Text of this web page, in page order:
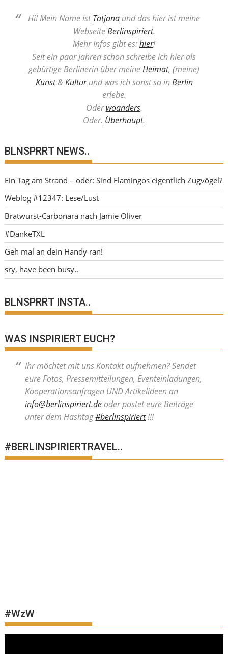
Hi! Mein Name istTatjana und das hier ist meine
WebseiteBerlinspiriert.
Mehr Infos gibt es:hier!
Seit ein paar Jahren schon schreibe ich hier als
gebürtige Berlinerin über meineHeimat, (meine)
Kunst& Kulturund was ich sonst so inBerlin
erlebe.
Oderwoanders.
Oder. Überhaupt.
BLNSPRRT NEWS..
Ein Tag am Strand – oder: Sind Flamingos eigentlich Zugvögel?
Weblog #12347: Lese/Lust
Bratwurst-Carbonara nach Jamie Oliver
#DankeTXL
Geh mal an dein Handy ran!
sry, have been busy..
BLNSPRRT INSTA..
WAS INSPIRIERT EUCH?
Ihr möchtet mit uns Kontakt aufnehmen? Sendet
eure Fotos, Pressemitteilungen, Eventeinladungen,
Kooperationsanfragen UND Artikelideen an
info@berlinspiriert.deoder postet eure Beiträge
unter dem Hashtag#berlinspiriert!!!
#BERLINSPIRIERTRAVEL..
#WzW